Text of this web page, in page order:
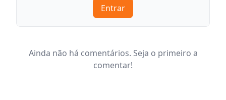
Entrar
Ainda não há comentários. Seja o primeiro a
comentar!